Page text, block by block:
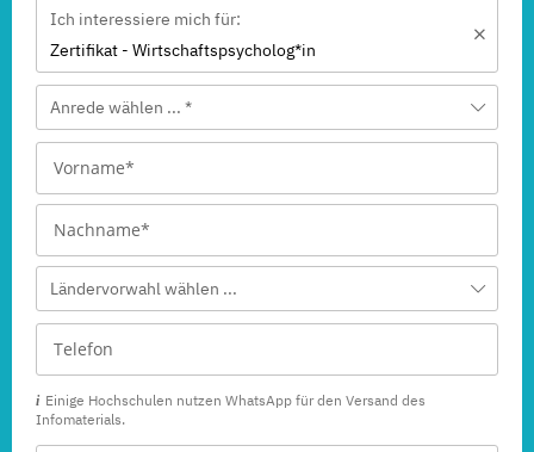
Ich interessiere mich für:
Zertifikat - Wirtschaftspsycholog*in
Anrede wählen ... *
Ländervorwahl wählen ...
Einige Hochschulen nutzen WhatsApp für den Versand des
Infomaterials.